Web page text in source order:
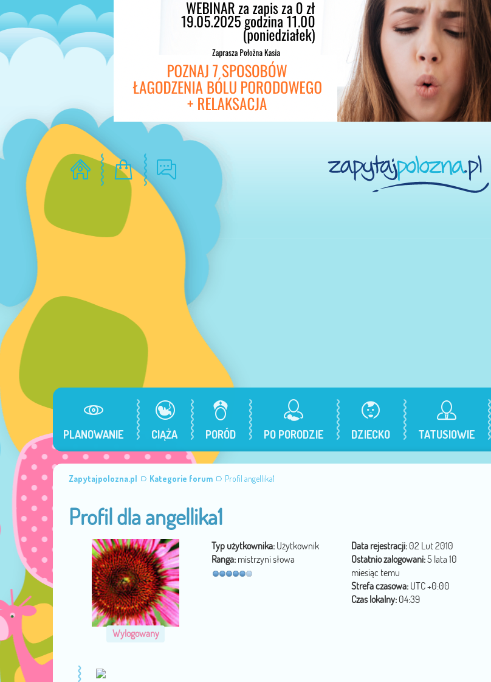
PLANOWANIE CIĄŻA PORÓD PO PORODZIE DZIECKO TATUSIOWIE
Zapytajpolozna.pl Kategorie forum Profil angellika1
Profil dla angellika1
Wylogowany
Typ użytkownika: Użytkownik
Ranga: mistrzyni słowa
Data rejestracji: 02 Lut 2010
Ostatnio zalogowani:5 lata 10
miesiąc temu
Strefa czasowa: UTC +0:00
Czas lokalny: 04:39